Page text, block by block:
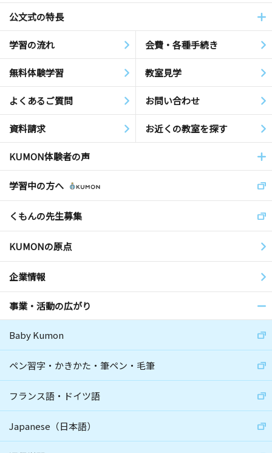
公文式の特長
学習の流れ 会費・各種手続き
無料体験学習 教室見学
よくあるご質問 お問い合わせ
資料請求 お近くの教室を探す
KUMON体験者の声
学習中の方へ
くもんの先生募集
KUMONの原点
企業情報
事業・活動の広がり
Baby Kumon
ペン習字・かきかた・筆ペン・毛筆
フランス語・ドイツ語
Japanese（日本語）